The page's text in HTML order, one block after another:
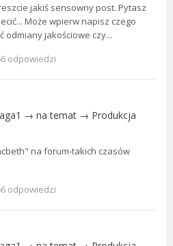
jakiś sensowny post. Pytasz
Może wpierw napisz czego
odmiany jakościowe czy...
odpowiedzi
→ na temat → Produkcja
na forum-takich czasów
odpowiedzi